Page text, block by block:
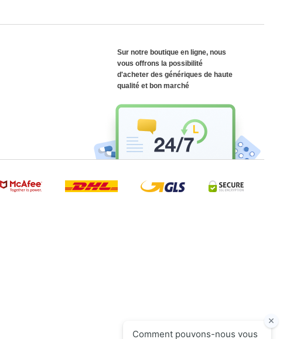
Sur notre boutique en ligne, nous
vous offrons la possibilité
d'acheter des génériques de haute
qualité et bon marché